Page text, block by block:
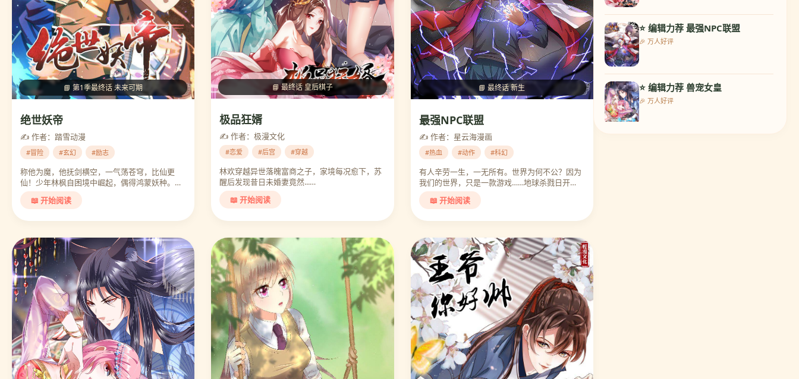
📘 第1季最终话 未来可期
绝世妖帝
✍️ 作者：踏雪动漫
#冒险 #玄幻 #励志
称他为魔，他抚剑横空，一气荡苍穹，比仙更
仙！少年林枫自困境中崛起，偶得鸿蒙妖种。…
📖 开始阅读
📘 最终话 皇后棋子
极品狂婿
✍️ 作者：极漫文化
#恋爱 #后宫 #穿越
林欢穿越异世落魄富商之子，家境每况愈下，苏
醒后发现昔日未婚妻竟然...…
📖 开始阅读
📘 最终话 新生
最强NPC联盟
✍️ 作者：星云海漫画
#热血 #动作 #科幻
有人辛劳一生，一无所有。世界为何不公？因为
我们的世界，只是一款游戏……地球杀戮日开
启！…
📖 开始阅读
10. 龙王的人鱼新娘
🔥 热度 9686
11. 苏馨儿滚出娱乐圈
🔥 热度 9152
⭐ 编辑力荐 最强NPC联盟
🎉 万人好评
⭐ 编辑力荐 兽宠女皇
🎉 万人好评